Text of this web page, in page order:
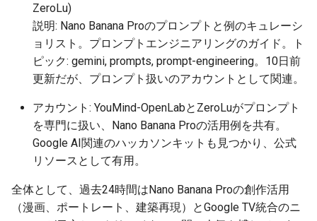
2026-04-15
2026-04-14
2026-04-12
2026-04-10
2025-09-30
2025-09-29
2025-09-27
2025-09-25
2026-04-15
2026-04-14
2026-04-12
2026-04-10
2025-09-30
2025-09-29
2025-09-27
2025-09-25
2025-09-30
2025-09-29
2025-09-28_week
2025-09-27
2025-09-26
2025-09-25
2026-04-11
2026-04-10
2026-04-08
2026-04-06
2025-09-30
2025-09-29
2025-09-27
2025-09-25
ZeroLu)
説明: Nano Banana Proのプロンプトと例のキュレーシ
ョリスト。プロンプトエンジニアリングのガイド。ト
ピック: gemini, prompts, prompt-engineering。10日前
更新だが、プロンプト扱いのアカウントとして関連。
アカウント: YouMind-OpenLabとZeroLuがプロンプト
を専門に扱い、Nano Banana Proの活用例を共有。
Google AI関連のハッカソンキットも見つかり、公式
リソースとして有用。
全体として、過去24時間はNano Banana Proの創作活用
（漫画、ポートレート、建築再現）とGoogle TV統合のニ